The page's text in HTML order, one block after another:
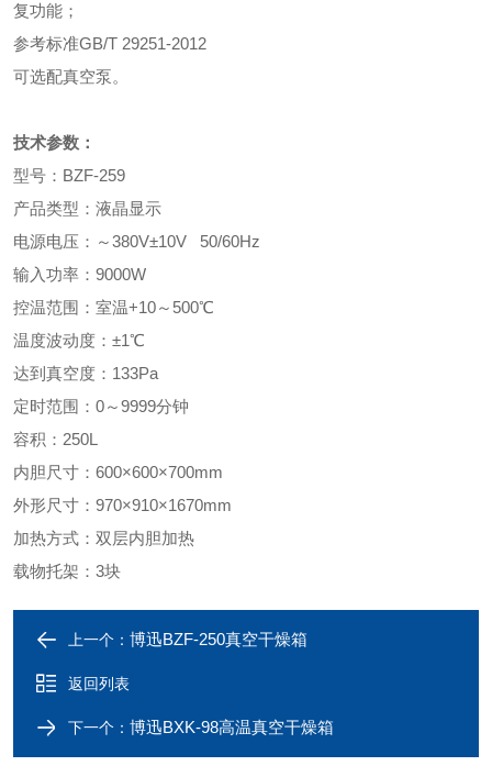
复功能；
参考标准GB/T 29251-2012
可选配真空泵。
技术参数：
型号：BZF-259
产品类型：液晶显示
电源电压：～380V±10V 50/60Hz
输入功率：9000W
控温范围：室温+10～500℃
温度波动度：±1℃
达到真空度：133Pa
定时范围：0～9999分钟
容积：250L
内胆尺寸：600×600×700mm
外形尺寸：970×910×1670mm
加热方式：双层内胆加热
载物托架：3块
上一个： 博迅BZF-250真空干燥箱
返回列表
下一个： 博迅BXK-98高温真空干燥箱